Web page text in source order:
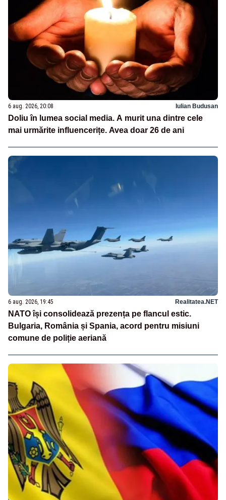
6 aug. 2026, 20:08 Iulian Budusan
Doliu în lumea social media. A murit una dintre cele
mai urmărite influencerițe. Avea doar 26 de ani
6 aug. 2026, 19:45 Realitatea.NET
NATO își consolidează prezența pe flancul estic.
Bulgaria, România și Spania, acord pentru misiuni
comune de poliție aeriană